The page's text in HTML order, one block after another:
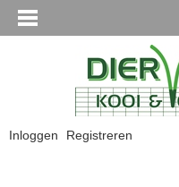
Inloggen Registreren